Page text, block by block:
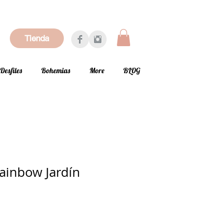
Tienda
Desfiles Bohemias More BLOG
Jardín